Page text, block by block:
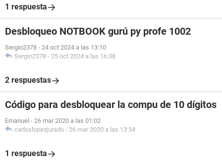
1 respuesta
Desbloqueo NOTBOOK gurú py profe 1002
Sergio2378 - 24 oct 2024 a las 13:10
Sergio2378 - 25 oct 2024 a las 16:38
2 respuestas
Código para desbloquear la compu de 10 dígitos
Emanuel - 26 mar 2020 a las 01:02
carloslopezjurado - 26 mar 2020 a las 13:34
1 respuesta